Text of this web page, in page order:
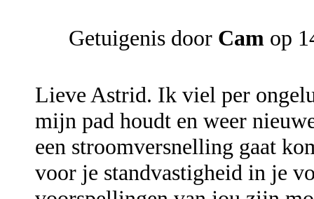
Getuigenis door Cam op
Lieve Astrid. Ik viel per
mijn pad houdt en weer
een stroomversnelling gaat
voor je standvastigheid in je